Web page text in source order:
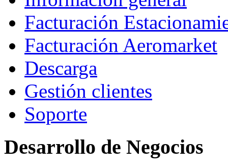
Facturación
Facturación Aeromarket
Descarga
Gestión clientes
Soporte
Desarrollo de Negocios